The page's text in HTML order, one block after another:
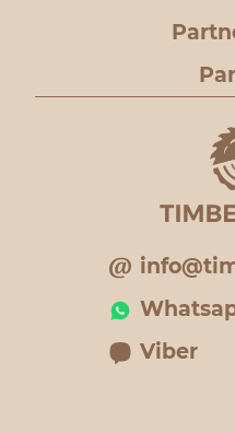
Viber